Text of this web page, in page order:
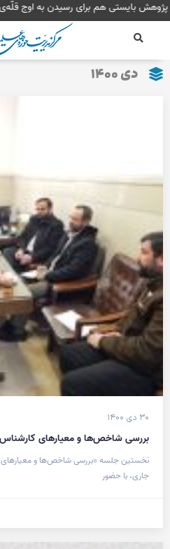
پرش
به
پژوهش بایستی هم برای رسیدن
دی ۱۴۰۰
۳۰ دی ۱۴۰۰
بررسی شاخص‌ها و معیارهای کارشناس
جاری، با حضور